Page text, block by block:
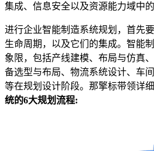
集成、信息安全以及资源能力域中的
进行企业智能制造系统规划，首先
生命周期，以及它们的集成。智能
象限，包括产线建模、布局与仿真
备选型与布局、物流系统设计、车
等在规划设计阶段。那擎标带领详
统的6大规划流程: